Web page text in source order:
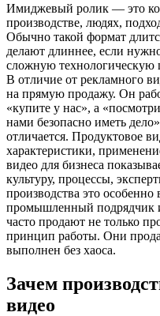
Имиджевый ролик — это
производстве, людях,
Обычно такой формат
делают длиннее, если
сложную
В отличие от рекламного
на прямую продажу. Он
«купите у нас», а
нами безопасно иметь
отличается. Продуктовое
характеристики,
видео для бизнеса
культуру, процессы,
производства это
промышленный подрядчик
часто продают не только
принцип работы. Они
выполнен без хаоса.
Зачем
видео